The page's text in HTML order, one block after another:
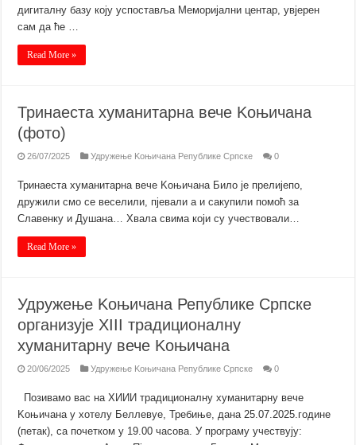
дигиталну базу коју успоставља Меморијални центар, увјерен
сам да ће …
Read More »
Тринаеста хуманитарна вече Kоњичана
(фото)
26/07/2025 Удружење Kоњичана Републике Српске 0
Тринаеста хуманитарна вече Kоњичана Било је прелијепо,
дружили смо се веселили, пјевали а и сакупили помоћ за
Славенку и Душана… Хвала свима који су учествовали…
Read More »
Удружење Kоњичана Републике Српске
организује XIII традиционалну
хуманитарну вече Kоњичана
20/06/2025 Удружење Kоњичана Републике Српске 0
Позивамо вас на XИИИ традиционалну хуманитарну вече
Kоњичана у хотелу Беллевуе, Требиње, дана 25.07.2025.године
(петак), са почетком у 19.00 часова. У програму учествују: